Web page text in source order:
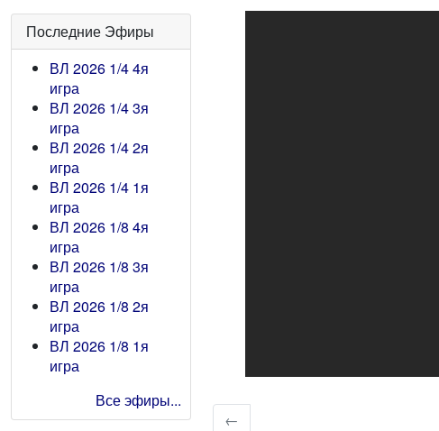
Последние Эфиры
ВЛ 2026 1/4 4я
игра
ВЛ 2026 1/4 3я
игра
ВЛ 2026 1/4 2я
игра
ВЛ 2026 1/4 1я
игра
ВЛ 2026 1/8 4я
игра
ВЛ 2026 1/8 3я
игра
ВЛ 2026 1/8 2я
игра
ВЛ 2026 1/8 1я
игра
Все эфиры...
←